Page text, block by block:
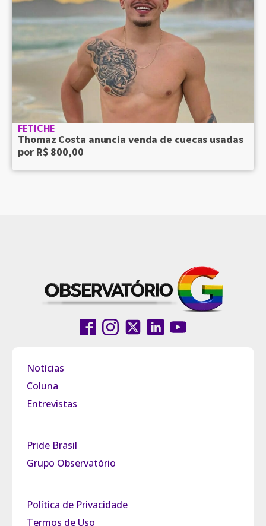
FETICHE
Thomaz Costa anuncia venda de cuecas usadas
por R$ 800,00
Notícias
Coluna
Entrevistas
Pride Brasil
Grupo Observatório
Política de Privacidade
Termos de Uso